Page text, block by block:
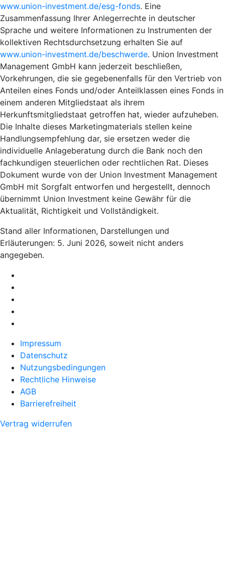
www.union-investment.de/esg-fonds. Eine
Zusammenfassung Ihrer Anlegerrechte in deutscher
Sprache und weitere Informationen zu Instrumenten der
kollektiven Rechtsdurchsetzung erhalten Sie auf
www.union-investment.de/beschwerde. Union Investment
Management GmbH kann jederzeit beschließen,
Vorkehrungen, die sie gegebenenfalls für den Vertrieb von
Anteilen eines Fonds und/oder Anteilklassen eines Fonds in
einem anderen Mitgliedstaat als ihrem
Herkunftsmitgliedstaat getroffen hat, wieder aufzuheben.
Die Inhalte dieses Marketingmaterials stellen keine
Handlungsempfehlung dar, sie ersetzen weder die
individuelle Anlageberatung durch die Bank noch den
fachkundigen steuerlichen oder rechtlichen Rat. Dieses
Dokument wurde von der Union Investment Management
GmbH mit Sorgfalt entworfen und hergestellt, dennoch
übernimmt Union Investment keine Gewähr für die
Aktualität, Richtigkeit und Vollständigkeit.
Stand aller Informationen, Darstellungen und
Erläuterungen: 5. Juni 2026, soweit nicht anders
angegeben.
Impressum
Datenschutz
Nutzungsbedingungen
Rechtliche Hinweise
AGB
Barrierefreiheit
Vertrag widerrufen